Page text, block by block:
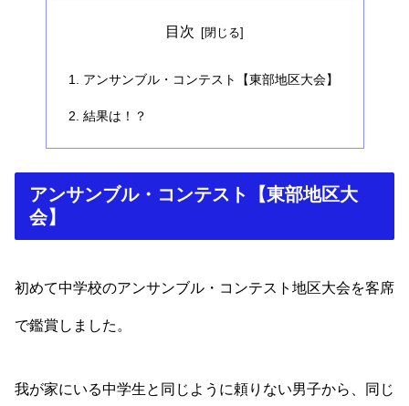
目次
アンサンブル・コンテスト【東部地区大会】
結果は！？
アンサンブル・コンテスト【東部地区大
会】
初めて中学校のアンサンブル・コンテスト地区大会を客席
で鑑賞しました。
我が家にいる中学生と同じように頼りない男子から、同じ